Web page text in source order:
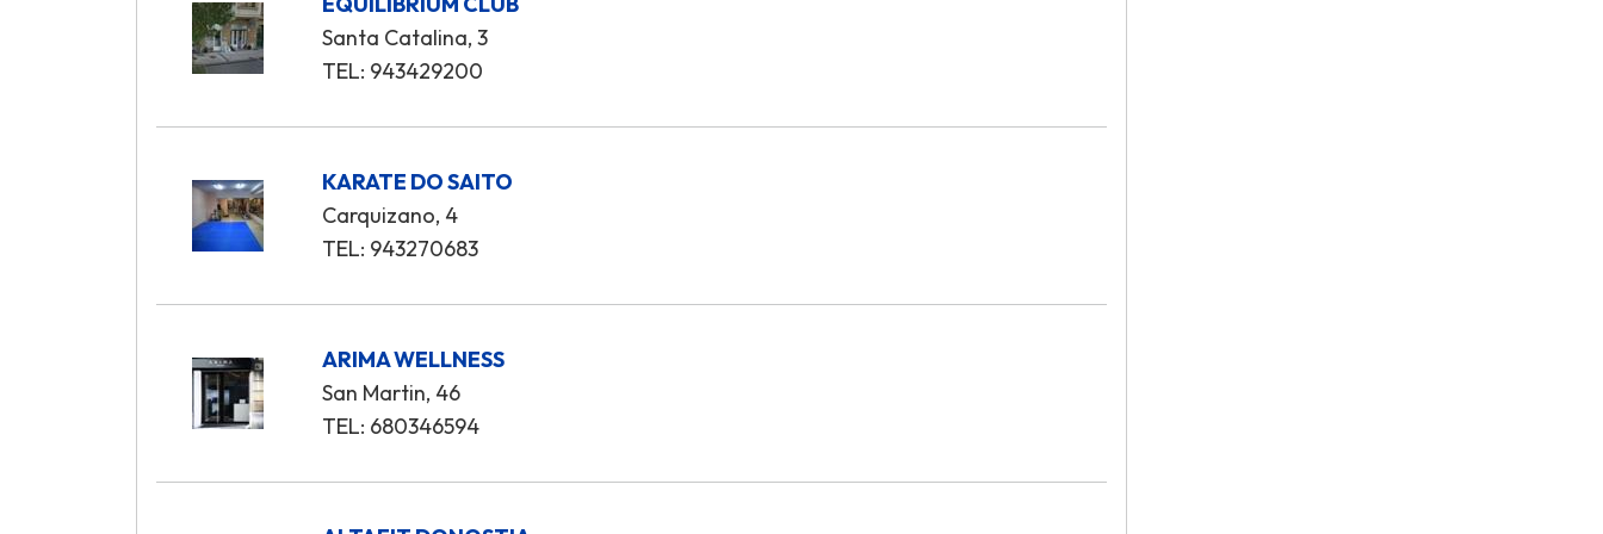
Santa Catalina, 3
TEL: 943429200
KARATE DO SAITO
Carquizano, 4
TEL: 943270683
ARIMA WELLNESS
San Martin, 46
TEL: 680346594